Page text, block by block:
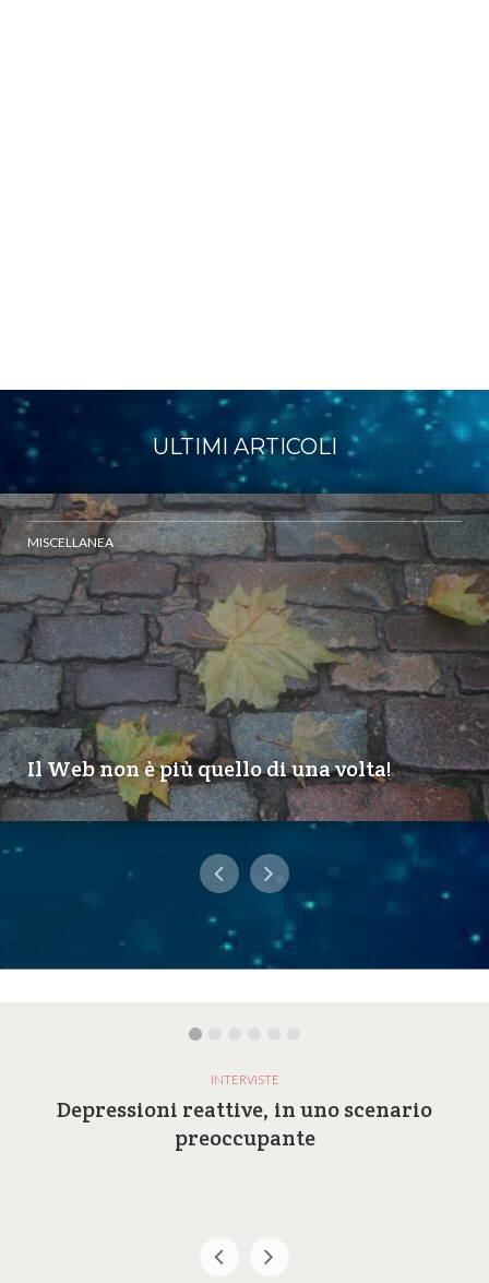
ULTIMI ARTICOLI
MISCELLANEA
Il Web non è più quello di una volta!
INTERVISTE
Depressioni reattive, in uno scenario
preoccupante